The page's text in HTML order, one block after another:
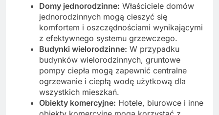
Domy jednorodzinne: Właściciele domów
jednorodzinnych mogą cieszyć się
komfortem i oszczędnościami wynikającymi
z efektywnego systemu grzewczego.
Budynki wielorodzinne: W przypadku
budynków wielorodzinnych, gruntowe
pompy ciepła mogą zapewnić centralne
ogrzewanie i ciepłą wodę użytkową dla
wszystkich mieszkań.
Obiekty komercyjne: Hotele, biurowce i inne